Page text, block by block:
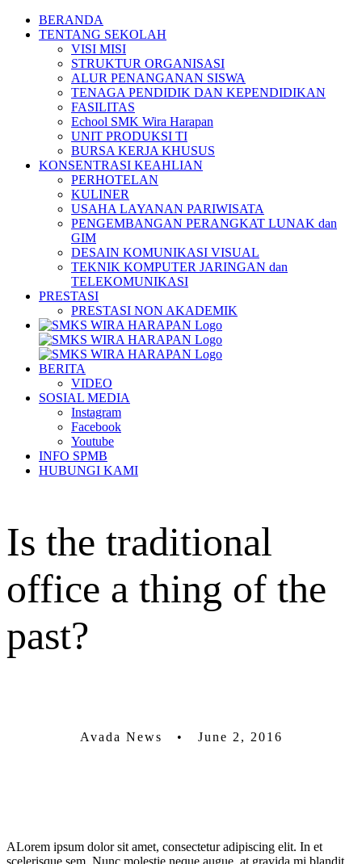
Skip
BERANDA
TENTANG SEKOLAH
VISI MISI
STRUKTUR ORGANISASI
ALUR PENANGANAN SISWA
TENAGA PENDIDIK DAN KEPENDIDIKAN
FASILITAS
Echool SMK Wira Harapan
UNIT PRODUKSI TI
BURSA KERJA KHUSUS
KONSENTRASI KEAHLIAN
PERHOTELAN
KULINER
USAHA LAYANAN PARIWISATA
PENGEMBANGAN PERANGKAT LUNAK dan
GIM
DESAIN KOMUNIKASI VISUAL
TEKNIK KOMPUTER JARINGAN dan
TELEKOMUNIKASI
PRESTASI
PRESTASI NON AKADEMIK
BERITA
VIDEO
SOSIAL MEDIA
Instagram
Facebook
Youtube
INFO SPMB
HUBUNGI KAMI
Is the traditional
office a thing of the
past?
Avada News • June 2, 2016
ALorem ipsum dolor sit amet, consectetur adipiscing elit. In et
scelerisque sem. Nunc molestie neque augue, at gravida mi blandit